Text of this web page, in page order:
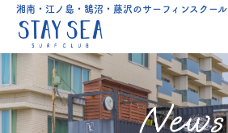
湘南・江ノ島・鵠沼・藤沢のサーフィンスクール